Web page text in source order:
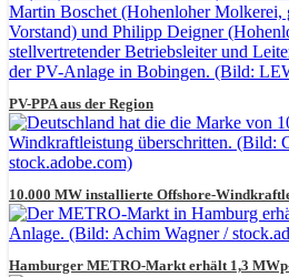
PV-PPA aus der Region
10.000 MW installierte Offshore-
Hamburger METRO-Markt erhält 1,3